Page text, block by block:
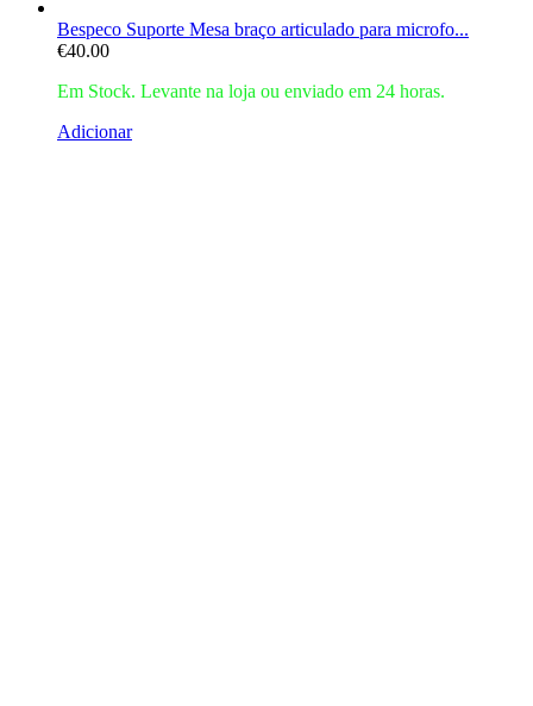
Bespeco Suporte Mesa braço articulado para microfo...
€40.00
Em Stock. Levante na loja ou enviado em 24 horas.
Adicionar